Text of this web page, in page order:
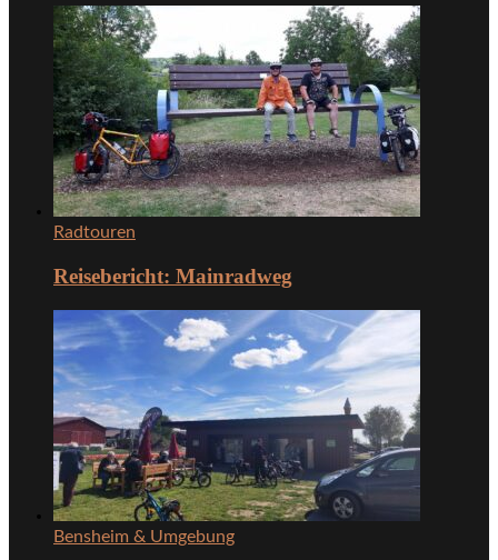
Radtouren
Reisebericht: Mainradweg
Bensheim & Umgebung